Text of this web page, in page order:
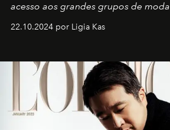
acesso aos grandes grupos de moda
22.10.2024 por Ligia Kas